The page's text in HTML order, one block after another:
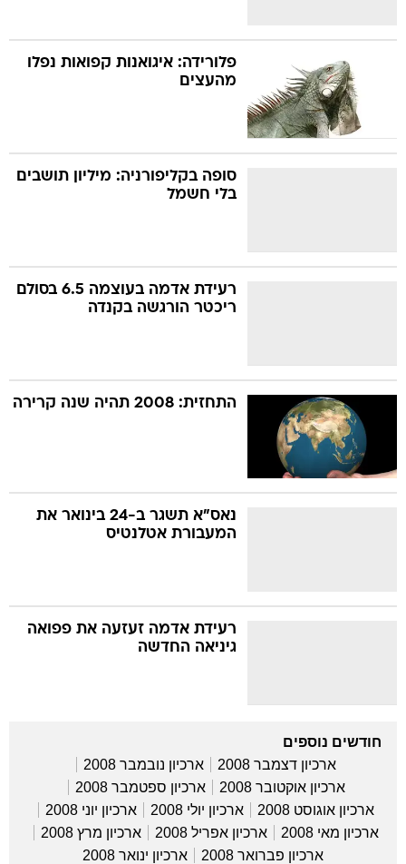
פלורידה: איגואנות קפואות נפלו
מהעצים
סופה בקליפורניה: מיליון תושבים
בלי חשמל
רעידת אדמה בעוצמה 6.5 בסולם
ריכטר הורגשה בקנדה
התחזית: 2008 תהיה שנה קרירה
נאס"א תשגר ב-24 בינואר את
המעבורת אטלנטיס
רעידת אדמה זעזעה את פפואה
גיניאה החדשה
חודשים נוספים
ארכיון דצמבר 2008
ארכיון נובמבר 2008
ארכיון אוקטובר 2008
ארכיון ספטמבר 2008
ארכיון אוגוסט 2008
ארכיון יולי 2008
ארכיון יוני 2008
ארכיון מאי 2008
ארכיון אפריל 2008
ארכיון מרץ 2008
ארכיון פברואר 2008
ארכיון ינואר 2008